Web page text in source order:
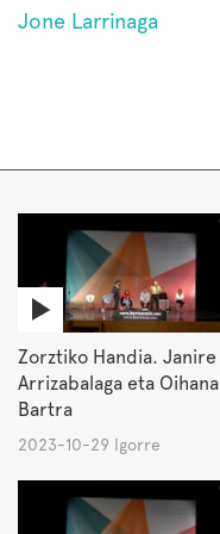
Jone Larrinaga
Zorztiko Handia. Janire
Arrizabalaga eta Oihana
Bartra
2023-10-29 Igorre